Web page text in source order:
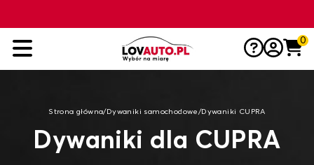
0
Strona główna/ Dywaniki samochodowe / Dywaniki CUPRA
Dywaniki dla CUPRA